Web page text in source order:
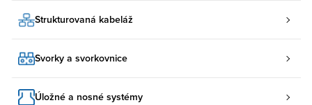
Strukturovaná kabeláž
Svorky a svorkovnice
Úložné a nosné systémy